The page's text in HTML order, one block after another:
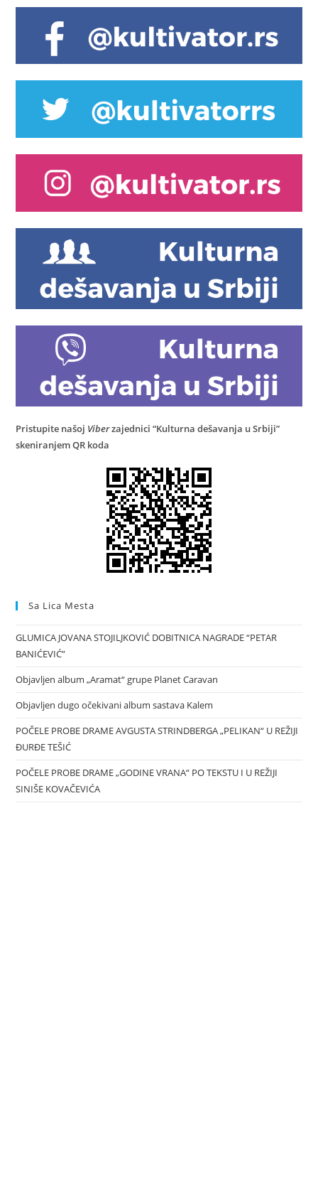
Pristupite našoj Viberzajednici “Kulturna dešavanja u Srbiji”
skeniranjem QR koda
Sa Lica Mesta
GLUMICA JOVANA STOJILJKOVIĆ DOBITNICA NAGRADE “PETAR
BANIĆEVIĆ”
Objavljen album „Aramat“ grupe Planet Caravan
Objavljen dugo očekivani album sastava Kalem
POČELE PROBE DRAME AVGUSTA STRINDBERGA „PELIKAN“ U REŽIJI
ĐURĐE TEŠIĆ
POČELE PROBE DRAME „GODINE VRANA“ PO TEKSTU I U REŽIJI
SINIŠE KOVAČEVIĆA